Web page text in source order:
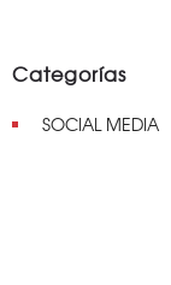
Categorías
SOCIAL MEDIA